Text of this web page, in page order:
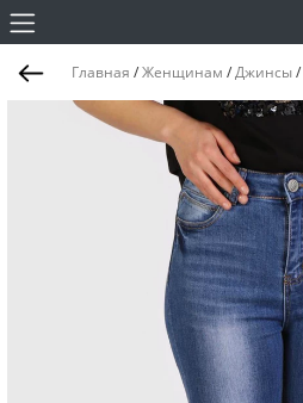
Главная /Женщинам /Джинсы/